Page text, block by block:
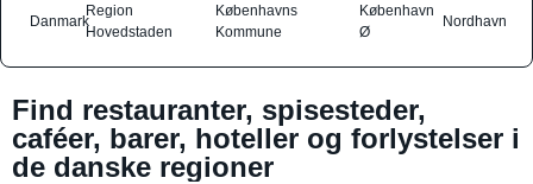
Danmark
Region
Hovedstaden
Københavns
Kommune
København
Ø
Nordhavn
Find restauranter, spisesteder,
caféer, barer, hoteller og forlystelser i
de danske regioner